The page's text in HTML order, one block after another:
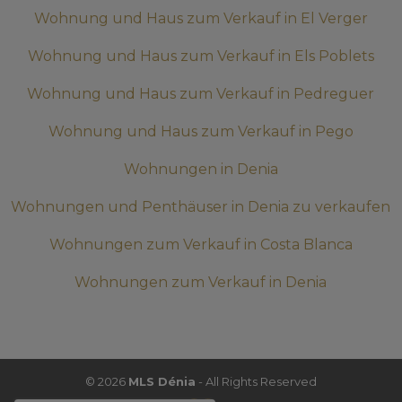
Wohnung und Haus zum Verkauf in El Verger
Wohnung und Haus zum Verkauf in Els Poblets
Wohnung und Haus zum Verkauf in Pedreguer
Wohnung und Haus zum Verkauf in Pego
Wohnungen in Denia
Wohnungen und Penthäuser in Denia zu verkaufen
Wohnungen zum Verkauf in Costa Blanca
Wohnungen zum Verkauf in Denia
© 2026 MLS Dénia - All Rights Reserved